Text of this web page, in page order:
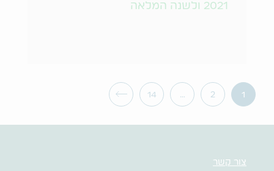
2021 ולשנה המלאה
1
2
…
14
צור קשר